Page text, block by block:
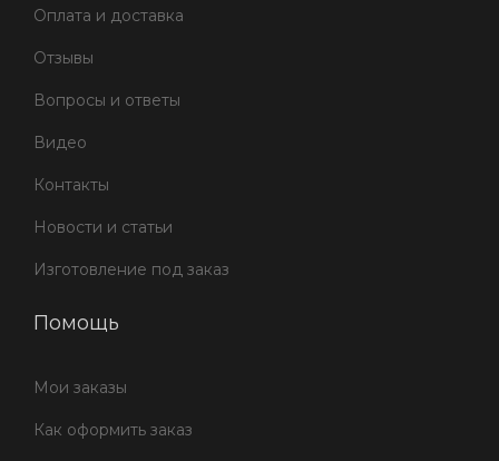
Оплата и доставка
Отзывы
Вопросы и ответы
Видео
Контакты
Новости и статьи
Изготовление под заказ
Помощь
Мои заказы
Как оформить заказ